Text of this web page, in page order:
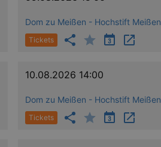
Dom zu Meißen - Hochstift Meißen
Tickets
10.08.2026 14:00
Dom zu Meißen - Hochstift Meißen
Tickets